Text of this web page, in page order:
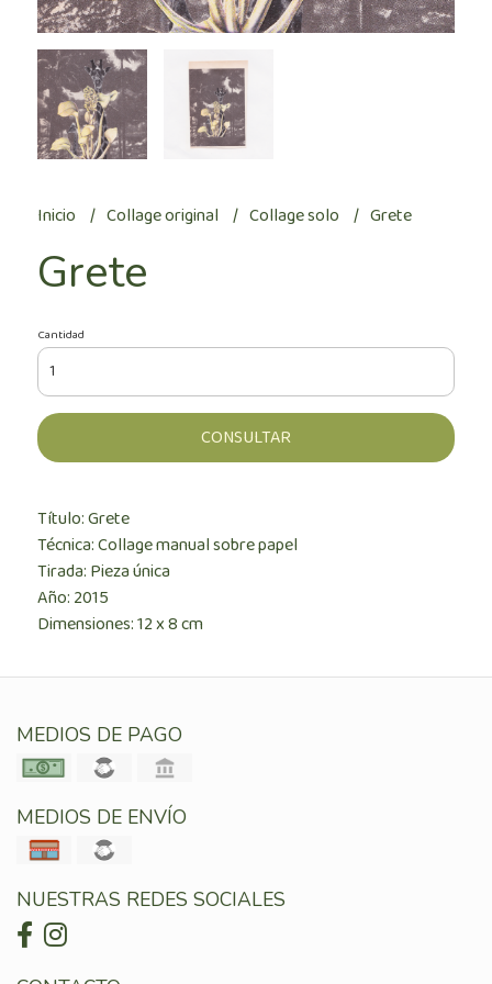
Inicio Collage original Collage solo Grete
Grete
Cantidad
CONSULTAR
Título: Grete
Técnica: Collage manual sobre papel
Tirada: Pieza única
Año: 2015
Dimensiones: 12 x 8 cm
MEDIOS DE PAGO
MEDIOS DE ENVÍO
NUESTRAS REDES SOCIALES